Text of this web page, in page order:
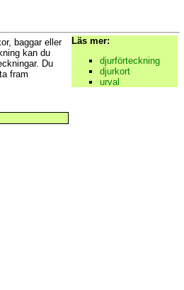
baggar eller
kan du
Du
fram
Läs mer:
djurförteckning
djurkort
urval